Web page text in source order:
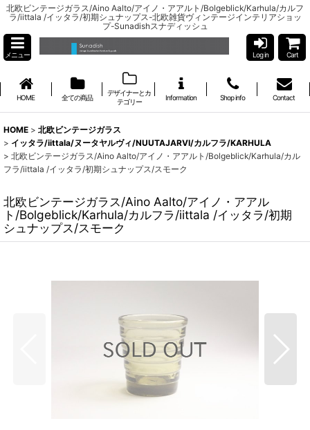
北欧ビンテージガラス/Aino Aalto/アイノ・アアルト/Bolgeblick/Karhula/カルフ
ラ/iittala /イッタラ/初期シュナップス-北欧雑貨ヴィンテージインテリアショッ
プ-Sunadishスナディッシュ
メニュー Log in Cart
HOME 全ての商品
デザイナーとカ
テゴリー
Information Shop info Contact
HOME > 北欧ビンテージガラス
> イッタラ/iittala/ヌータヤルヴィ/NUUTAJARVI/カルフラ/KARHULA
> 北欧ビンテージガラス/Aino Aalto/アイノ・アアルト/Bolgeblick/Karhula/カル
フラ/iittala /イッタラ/初期シュナップス/スモーク
北欧ビンテージガラス/Aino Aalto/アイノ・アアル
ト/Bolgeblick/Karhula/カルフラ/iittala /イッタラ/初期
シュナップス/スモーク